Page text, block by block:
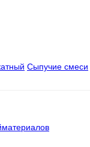
Сыпучие смеси